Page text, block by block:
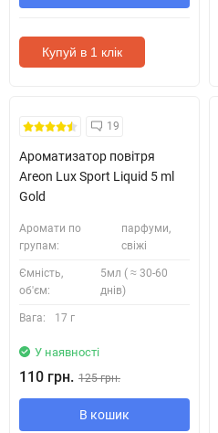
Купуй в 1 клік
19
Ароматизатор повітря
Areon Lux Sport Liquid 5 ml
Gold
Аромати по
групам:
парфуми,
свіжі
Ємність,
об'єм:
5мл ( ≈ 30-60
днів)
Вага: 17 г
У наявності
110 грн. 125 грн.
В кошик